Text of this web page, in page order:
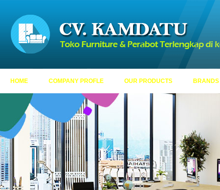
HOME COMPANY PROFLE OUR PRODUCTS BRANDS